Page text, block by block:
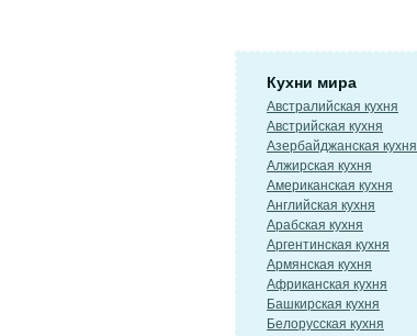
Кухни мира
Австралийская кухня
Австрийская кухня
Азербайджанская кухня
Алжирская кухня
Американская кухня
Английская кухня
Арабская кухня
Аргентинская кухня
Армянская кухня
Африканская кухня
Башкирская кухня
Белорусская кухня